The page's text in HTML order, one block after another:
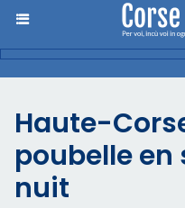
Haute-
poubelle en
nuit